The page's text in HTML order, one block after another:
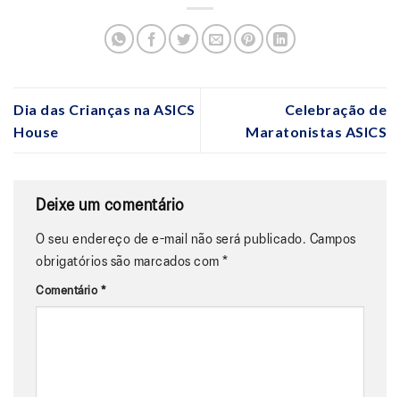
Dia das Crianças na ASICS
House
Celebração de
Maratonistas ASICS
Deixe um comentário
O seu endereço de e-mail não será publicado. Campos
obrigatórios são marcados com *
Comentário *